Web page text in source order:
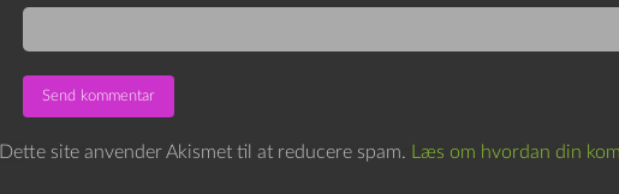
Dette site anvender Akismet til at reducere spam. Læs om hvordan din